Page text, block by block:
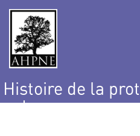
Histoire de la
nature